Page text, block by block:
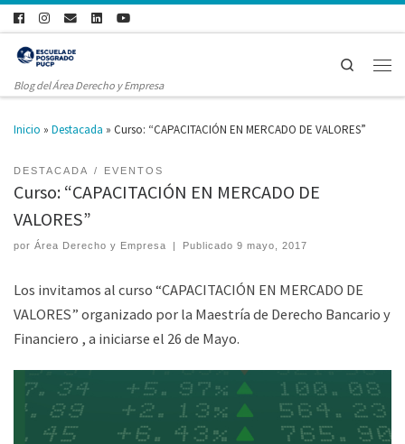
Blog del Área Derecho y Empresa
Search
Inicio » Destacada » Curso: “CAPACITACIÓN EN MERCADO DE VALORES”
DESTACADA EVENTOS
Curso: “CAPACITACIÓN EN MERCADO DE
VALORES”
por Área Derecho y Empresa | Publicado9 mayo, 2017
Los invitamos al curso “CAPACITACIÓN EN MERCADO DE
VALORES” organizado por la Maestría de Derecho Bancario y
Financiero , a iniciarse el 26 de Mayo.